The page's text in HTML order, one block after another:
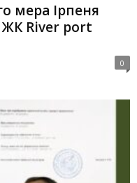
мера Ірпеня
River port
0